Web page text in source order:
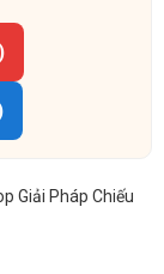
Giải Pháp Chiếu